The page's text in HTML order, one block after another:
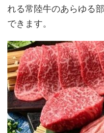
れる常陸牛のあらゆる
できます。